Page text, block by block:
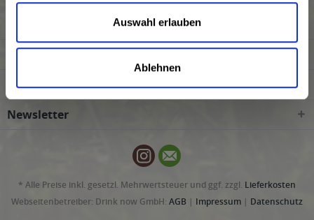
Auswahl erlauben
Ablehnen
Shop Service
Informationen
Newsletter
* Alle Preise inkl. gesetzl. Mehrwertsteuer und ggf. zzgl. Lieferkosten
Webseitenbetreiber: Drink now GmbH: AGB | Impressum | Datenschutz